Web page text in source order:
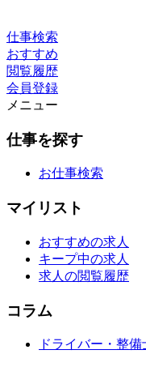
仕事検索
おすすめ
閲覧履歴
会員登録
メニュー
仕事を探す
お仕事検索
マイリスト
おすすめの求人
キープ中の求人
求人の閲覧履歴
コラム
ドライバー・整備